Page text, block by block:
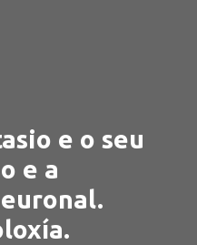
e o seu
e a